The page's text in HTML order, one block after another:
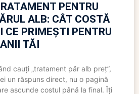
PENTRU
ALB: CÂT COSTĂ
CE PRIMEȘTI PENTRU
TĂI
cauți „tratament păr alb preț”,
un răspuns direct, nu o pagină
ascunde costul până la final. Îți